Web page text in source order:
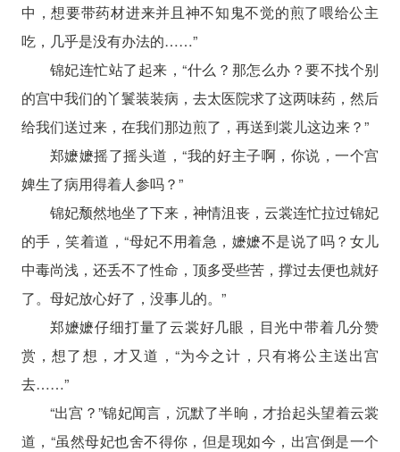
中，想要带药材进来并且神不知鬼不觉的煎了喂给公主
吃，几乎是没有办法的……”
锦妃连忙站了起来，“什么？那怎么办？要不找个别
的宫中我们的丫鬟装装病，去太医院求了这两味药，然后
给我们送过来，在我们那边煎了，再送到裳儿这边来？”
郑嬷嬷摇了摇头道，“我的好主子啊，你说，一个宫
婢生了病用得着人参吗？”
锦妃颓然地坐了下来，神情沮丧，云裳连忙拉过锦妃
的手，笑着道，“母妃不用着急，嬷嬷不是说了吗？女儿
中毒尚浅，还丢不了性命，顶多受些苦，撑过去便也就好
了。母妃放心好了，没事儿的。”
郑嬷嬷仔细打量了云裳好几眼，目光中带着几分赞
赏，想了想，才又道，“为今之计，只有将公主送出宫
去……”
“出宫？”锦妃闻言，沉默了半晌，才抬起头望着云裳
道，“虽然母妃也舍不得你，但是现如今，出宫倒是一个